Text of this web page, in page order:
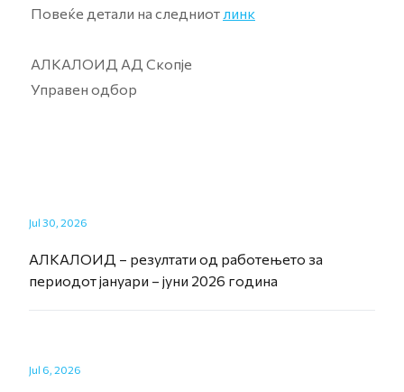
Повеќе детали на следниот линк
АЛКАЛОИД АД Скопје
Управен одбор
Jul 30, 2026
АЛКАЛОИД – резултати од работењето за
периодот јануари – јуни 2026 година
Jul 6, 2026